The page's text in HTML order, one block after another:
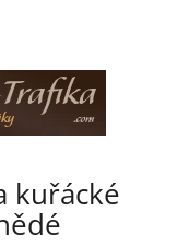
kuřácké